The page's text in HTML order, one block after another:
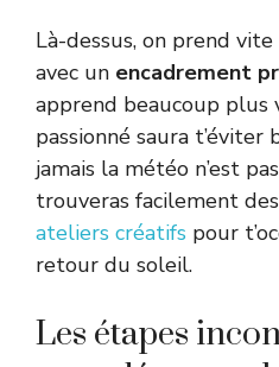
Là-dessus, on prend
avec un encadrement
apprend beaucoup plus
passionné saura t’éviter
jamais la météo n’est
trouveras facilement des
ateliers créatifs pour
retour du soleil.
Les étapes